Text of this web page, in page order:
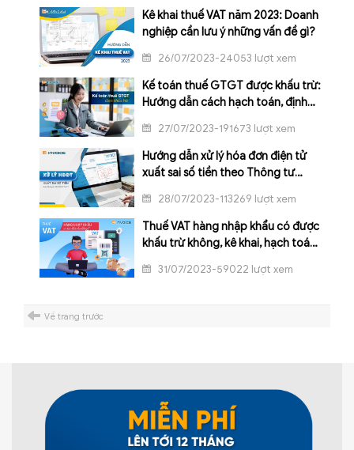
Kê khai thuế VAT năm 2023: Doanh
nghiệp cần lưu ý những vấn đề gì?
26/07/2023-24053 lượt xem
Kế toán thuế GTGT được khấu trừ:
Hướng dẫn cách hạch toán, định
27/07/2023-191673 lượt xem
Hướng dẫn xử lý hóa đơn điện tử
xuất sai số tiền theo Thông tư
28/07/2023-113269 lượt xem
Thuế VAT hàng nhập khẩu có được
khấu trừ không, kê khai, hạch toán
31/07/2023-59022 lượt xem
Về trang trước